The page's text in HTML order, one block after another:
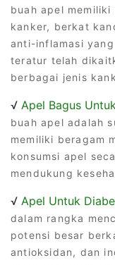
buah apel
kanker, berkat
anti-inflamasi
teratur telah
berbagai jenis
√ Apel Bagus
buah apel adalah
memiliki beragam
konsumsi apel
mendukung
√ Apel Untuk
dalam rangka
potensi besar
antioksidan, dan